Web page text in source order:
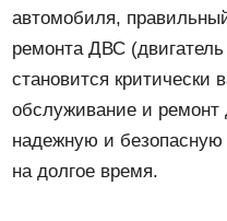
автомобиля,
ремонта ДВС (двигатель
становится критически
обслуживание и ремонт
надежную и
на долгое время.